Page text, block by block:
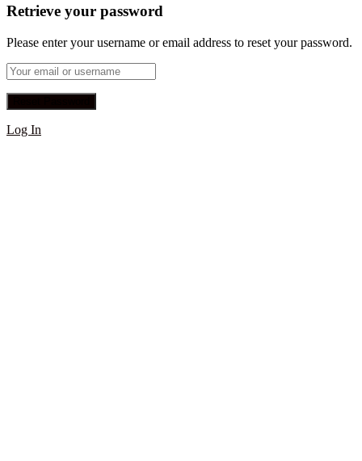
Retrieve your password
Please enter your username or email address to reset your password.
Log In